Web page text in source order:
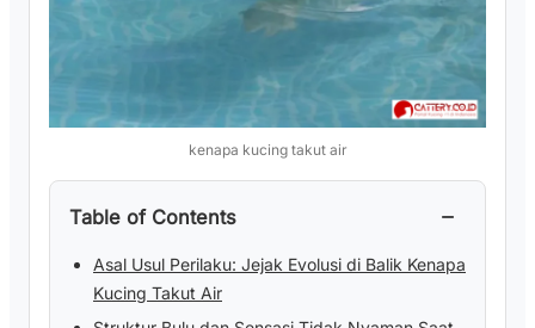
kenapa kucing takut air
Table of Contents −
Asal Usul Perilaku: Jejak Evolusi di Balik Kenapa
Kucing Takut Air